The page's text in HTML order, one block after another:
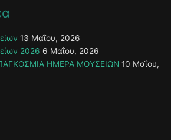
13 Μαΐου, 2026
2026 6 Μαΐου, 2026
ΠΑΓΚΟΣΜΙΑ ΗΜΕΡΑ ΜΟΥΣΕΙΩΝ 10 Μαΐου,